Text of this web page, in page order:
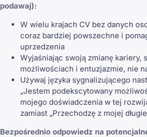
podawaj):
W wielu krajach CV bez danych
coraz bardziej powszechne i
uprzedzenia
Wyjaśniając swoją zmianę kariery,
możliwościach i entuzjazmie, nie
Używaj języka sygnalizującego
„Jestem podekscytowany
mojego doświadczenia w tej
zamiast „Przechodzę z mojej
Bezpośrednio odpowiedz na